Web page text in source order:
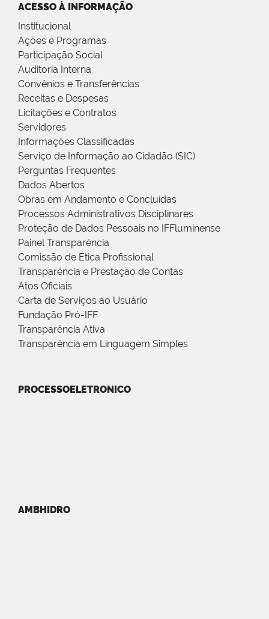
ACESSO À INFORMAÇÃO
Institucional
Ações e Programas
Participação Social
Auditoria Interna
Convênios e Transferências
Receitas e Despesas
Licitações e Contratos
Servidores
Informações Classificadas
Serviço de Informação ao Cidadão (SIC)
Perguntas Frequentes
Dados Abertos
Obras em Andamento e Concluídas
Processos Administrativos Disciplinares
Proteção de Dados Pessoais no IFFluminense
Painel Transparência
Comissão de Ética Profissional
Transparência e Prestação de Contas
Atos Oficiais
Carta de Serviços ao Usuário
Fundação Pró-IFF
Transparência Ativa
Transparência em Linguagem Simples
PROCESSOELETRONICO
AMBHIDRO